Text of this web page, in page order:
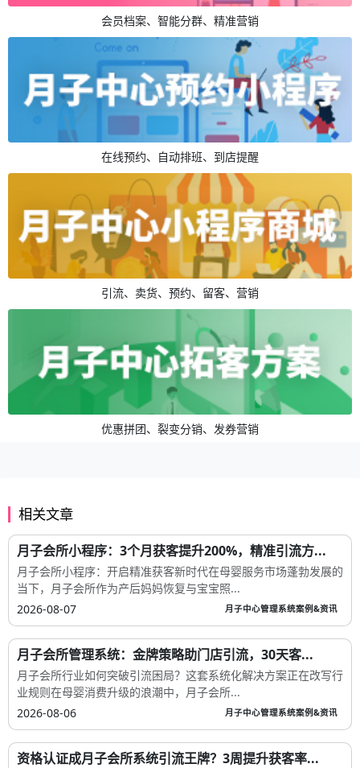
会员档案、智能分群、精准营销
在线预约、自动排班、到店提醒
引流、卖货、预约、留客、营销
优惠拼团、裂变分销、发券营销
相关文章
月子会所小程序：3个月获客提升200%，精准引流方...
月子会所小程序：开启精准获客新时代在母婴服务市场蓬勃发展的
当下，月子会所作为产后妈妈恢复与宝宝照...
2026-08-07
月子中心管理系统案例&资讯
月子会所管理系统：金牌策略助门店引流，30天客...
月子会所行业如何突破引流困局？这套系统化解决方案正在改写行
业规则在母婴消费升级的浪潮中，月子会所...
2026-08-06
月子中心管理系统案例&资讯
资格认证成月子会所系统引流王牌？3周提升获客率...